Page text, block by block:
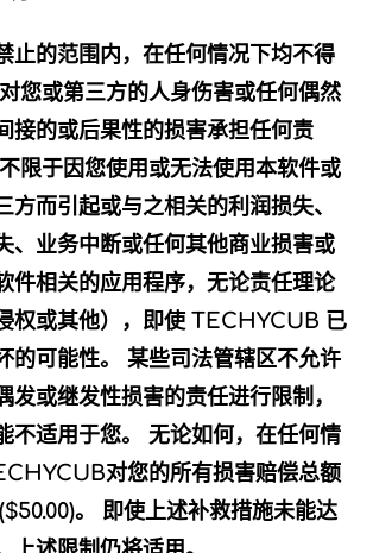
止的范围内，在任何情况下均不得
您或第三方的人身伤害或任何偶然
接的或后果性的损害承担任何责
限于因您使用或无法使用本软件或
方而引起或与之相关的利润损失、
、业务中断或任何其他商业损害或
件相关的应用程序，无论责任理论
权或其他），即使 TECHYCUB 已
的可能性。 某些司法管辖区不允许
发或继发性损害的责任进行限制，
不适用于您。 无论如何，在任何情
对您的所有损害赔偿总额
。 即使上述补救措施未能达